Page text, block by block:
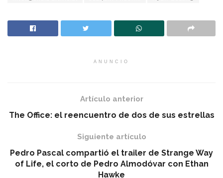
ANUNCIO
Artículo anterior
The Office: el reencuentro de dos de sus estrellas
Siguiente artículo
Pedro Pascal compartió el trailer de Strange Way
of Life, el corto de Pedro Almodóvar con Ethan
Hawke